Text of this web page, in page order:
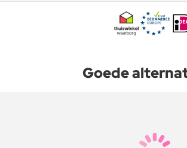
Goede